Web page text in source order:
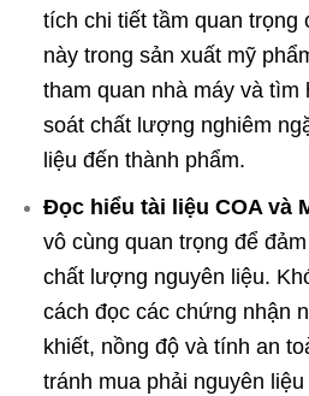
tích chi tiết tầm quan trọng
này trong sản xuất mỹ
tham quan nhà máy và tìm
soát chất lượng nghiêm
liệu đến thành phẩm.
Đọc hiểu tài liệu COA và
vô cùng quan trọng để
chất lượng nguyên liệu.
cách đọc các chứng nhận
khiết, nồng độ và tính an
tránh mua phải nguyên